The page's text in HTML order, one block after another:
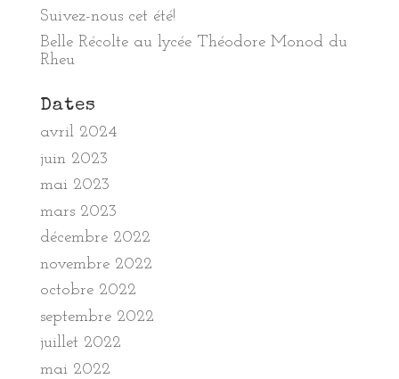
Suivez-nous cet été!
Belle Récolte au lycée Théodore Monod du
Rheu
Dates
avril 2024
juin 2023
mai 2023
mars 2023
décembre 2022
novembre 2022
octobre 2022
septembre 2022
juillet 2022
mai 2022